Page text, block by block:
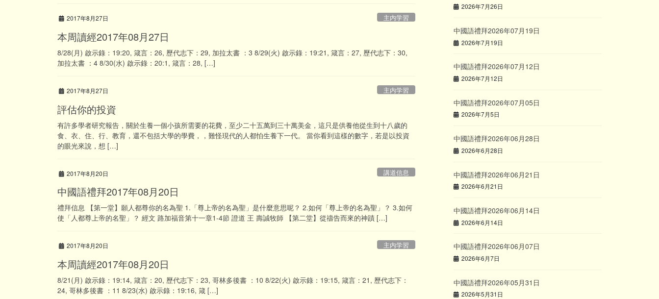
2017年8月27日 主内学習
本周讀經2017年08月27日
8/28(月) 啟示錄：19:20, 箴言：26, 歷代志下：29, 加拉太書 ：3 8/29(火) 啟示錄：19:21, 箴言：27, 歷代志下：30,
加拉太書 ：4 8/30(水) 啟示錄：20:1, 箴言：28, […]
2017年8月27日 主内学習
評估你的投資
有許多學者研究報告，關於生養一個小孩所需要的花費，至少二十五萬到三十萬美金，這只是供養他從生到十八歲的
食、衣、住、行、教育，還不包括大學的學費，，難怪現代的人都怕生養下一代。 當你看到這樣的數字，若是以投資
的眼光來說，想 […]
2017年8月20日 講道信息
中國語禮拜2017年08月20日
禮拜信息 【第一堂】願人都尊你的名為聖 1.「尊上帝的名為聖」是什麼意思呢？ 2.如何「尊上帝的名為聖」？ 3.如何
使「人都尊上帝的名聖」？ 經文 路加福音第十一章1-4節 證道 王 壽誠牧師 【第二堂】從禱告而來的神蹟 […]
2017年8月20日 主内学習
本周讀經2017年08月20日
8/21(月) 啟示錄：19:14, 箴言：20, 歷代志下：23, 哥林多後書 ：10 8/22(火) 啟示錄：19:15, 箴言：21, 歷代志下：
24, 哥林多後書 ：11 8/23(水) 啟示錄：19:16, 箴 […]
2026年7月26日
中國語禮拜2026年07月19日
2026年7月19日
中國語禮拜2026年07月12日
2026年7月12日
中國語禮拜2026年07月05日
2026年7月5日
中國語禮拜2026年06月28日
2026年6月28日
中國語禮拜2026年06月21日
2026年6月21日
中國語禮拜2026年06月14日
2026年6月14日
中國語禮拜2026年06月07日
2026年6月7日
中國語禮拜2026年05月31日
2026年5月31日